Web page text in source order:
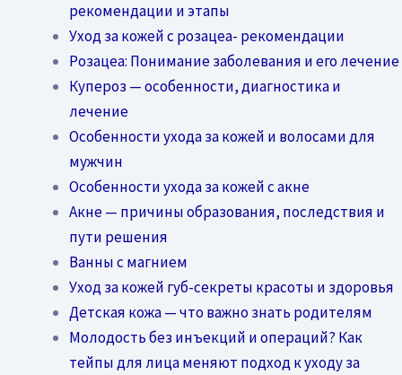
рекомендации и этапы
Уход за кожей с розацеа- рекомендации
Розацеа: Понимание заболевания и его лечение
Купероз — особенности, диагностика и
лечение
Особенности ухода за кожей и волосами для
мужчин
Особенности ухода за кожей с акне
Акне — причины образования, последствия и
пути решения
Ванны с магнием
Уход за кожей губ-секреты красоты и здоровья
Детская кожа — что важно знать родителям
Молодость без инъекций и операций? Как
тейпы для лица меняют подход к уходу за